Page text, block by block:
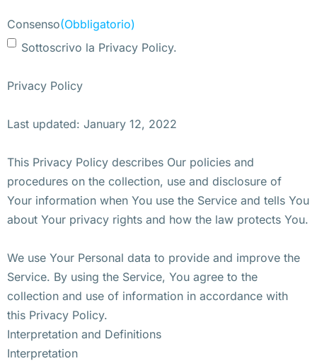
Consenso(Obbligatorio)
Sottoscrivo la Privacy Policy.
Privacy Policy
Last updated: January 12, 2022
This Privacy Policy describes Our policies and
procedures on the collection, use and disclosure of
Your information when You use the Service and tells You
about Your privacy rights and how the law protects You.
We use Your Personal data to provide and improve the
Service. By using the Service, You agree to the
collection and use of information in accordance with
this Privacy Policy.
Interpretation and Definitions
Interpretation